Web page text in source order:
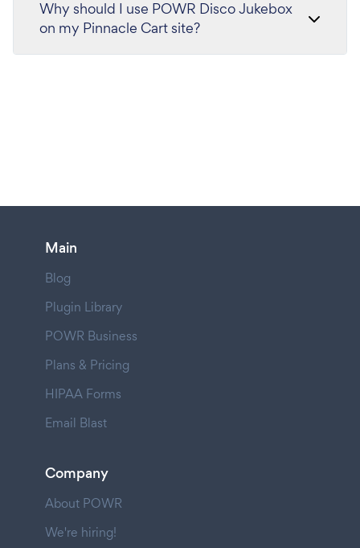
Why should I use POWR Disco Jukebox
on my Pinnacle Cart site?
Main
Blog
Plugin Library
POWR Business
Plans & Pricing
HIPAA Forms
Email Blast
Company
About POWR
We're hiring!